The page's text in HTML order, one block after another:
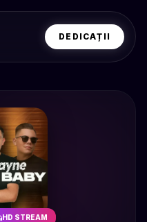
DEDICAȚII
HD STREAM